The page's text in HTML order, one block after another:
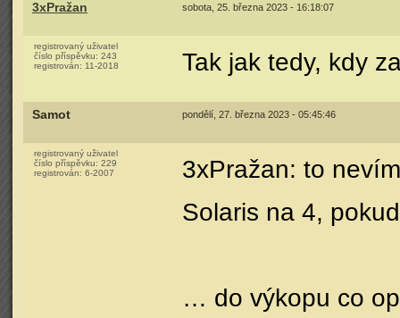
3xPražan sobota, 25. března 2023 - 16:18:07
registrovaný uživatel
číslo příspěvku: 243
registrován: 11-2018 Tak jak tedy, kdy
Samot pondělí, 27. března 2023 - 05:45:46
registrovaný uživatel
číslo příspěvku: 229
registrován: 6-2007
3xPražan: to
Solaris na 4,
… do výkopu co